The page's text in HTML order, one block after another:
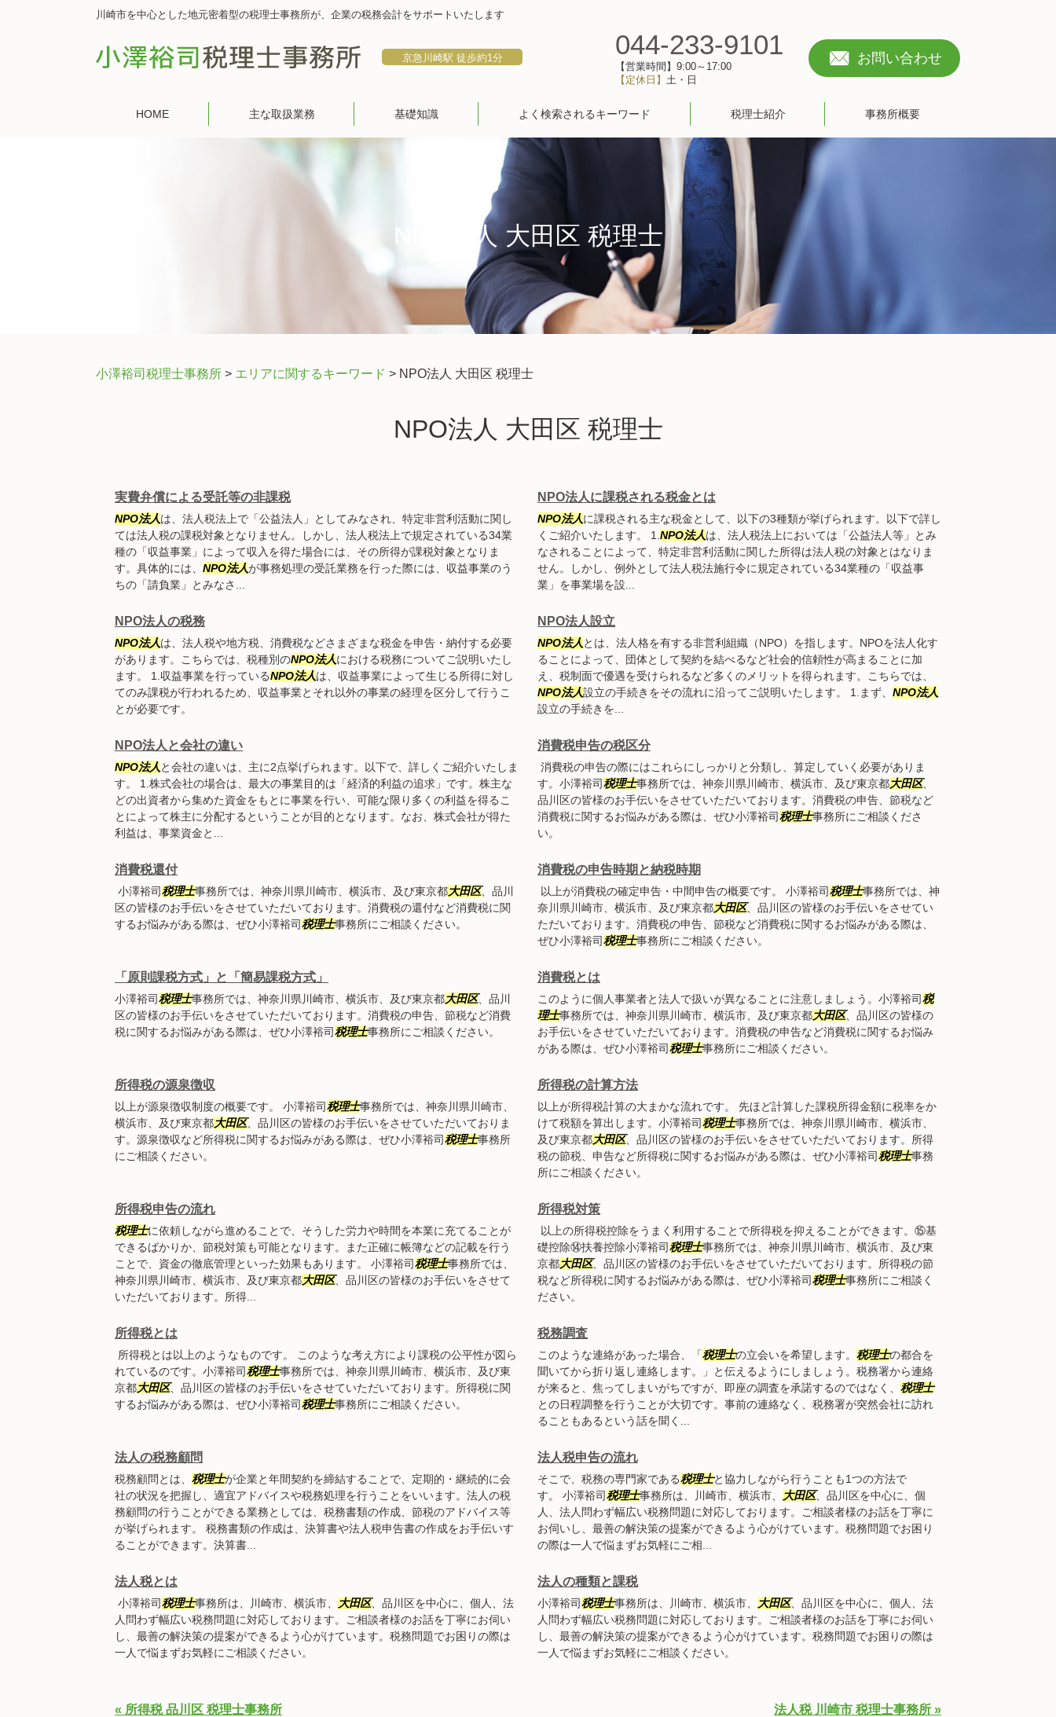
NPO法人 大田区 税理士
川崎市を中心とした地元密着型の税理士事務所が、企業の税務会計をサポートいたします
京急川崎駅 徒歩約1分 044-233-9101
【営業時間】9:00～17:00
【定休日】 土・日
お問い合わせ
HOME 主な取扱業務 基礎知識 よく検索されるキーワード 税理士紹介 事務所概要
小澤裕司税理士事務所 > エリアに関するキーワード > NPO法人 大田区 税理士
NPO法人 大田区 税理士
実費弁償による受託等の非課税
NPO法人は、法人税法上で「公益法人」としてみなされ、特定非営利活動に関し
ては法人税の課税対象となりません。しかし、法人税法上で規定されている34業
種の「収益事業」によって収入を得た場合には、その所得が課税対象となりま
す。具体的には、 NPO法人が事務処理の受託業務を行った際には、収益事業のう
ちの「請負業」とみなさ...
NPO法人に課税される税金とは
NPO法人に課税される主な税金として、以下の3種類が挙げられます。以下で詳し
くご紹介いたします。 1. NPO法人は、法人税法上においては「公益法人等」とみ
なされることによって、特定非営利活動に関した所得は法人税の対象とはなりま
せん。しかし、例外として法人税法施行令に規定されている34業種の「収益事
業」を事業場を設...
NPO法人の税務
NPO法人は、法人税や地方税、消費税などさまざまな税金を申告・納付する必要
があります。こちらでは、税種別のNPO法人における税務についてご説明いたし
ます。 1.収益事業を行っているNPO法人は、収益事業によって生じる所得に対し
てのみ課税が行われるため、収益事業とそれ以外の事業の経理を区分して行うこ
とが必要です。
NPO法人設立
NPO法人 とは、法人格を有する非営利組織（NPO）を指します。NPOを法人化す
ることによって、団体として契約を結べるなど社会的信頼性が高まることに加
え、税制面で優遇を受けられるなど多くのメリットを得られます。こちらでは、
NPO法人設立の手続きをその流れに沿ってご説明いたします。 1.まず、 NPO法人
設立の手続きを...
NPO法人と会社の違い
NPO法人 と会社の違いは、主に2点挙げられます。以下で、詳しくご紹介いたしま
す。 1.株式会社の場合は、最大の事業目的は「経済的利益の追求」です。株主な
どの出資者から集めた資金をもとに事業を行い、可能な限り多くの利益を得るこ
とによって株主に分配するということが目的となります。なお、株式会社が得た
利益は、事業資金と...
消費税申告の税区分
消費税の申告の際にはこれらにしっかりと分類し、算定していく必要がありま
す。小澤裕司税理士事務所では、神奈川県川崎市、横浜市、及び東京都大田区、
品川区の皆様のお手伝いをさせていただいております。消費税の申告、節税など
消費税に関するお悩みがある際は、ぜひ小澤裕司税理士事務所にご相談くださ
い。
消費税還付
小澤裕司税理士事務所では、神奈川県川崎市、横浜市、及び東京都大田区、品川
区の皆様のお手伝いをさせていただいております。消費税の還付など消費税に関
するお悩みがある際は、ぜひ小澤裕司税理士事務所にご相談ください。
消費税の申告時期と納税時期
以上が消費税の確定申告・中間申告の概要です。 小澤裕司税理士事務所では、神
奈川県川崎市、横浜市、及び東京都大田区、品川区の皆様のお手伝いをさせてい
ただいております。消費税の申告、節税など消費税に関するお悩みがある際は、
ぜひ小澤裕司税理士事務所にご相談ください。
「原則課税方式」と「簡易課税方式」
小澤裕司税理士事務所では、神奈川県川崎市、横浜市、及び東京都大田区、品川
区の皆様のお手伝いをさせていただいております。消費税の申告、節税など消費
税に関するお悩みがある際は、ぜひ小澤裕司税理士事務所にご相談ください。
消費税とは
このように個人事業者と法人で扱いが異なることに注意しましょう。小澤裕司税
理士事務所では、神奈川県川崎市、横浜市、及び東京都大田区、品川区の皆様の
お手伝いをさせていただいております。消費税の申告など消費税に関するお悩み
がある際は、ぜひ小澤裕司税理士事務所にご相談ください。
所得税の源泉徴収
以上が源泉徴収制度の概要です。 小澤裕司税理士事務所では、神奈川県川崎市、
横浜市、及び東京都大田区、品川区の皆様のお手伝いをさせていただいておりま
す。源泉徴収など所得税に関するお悩みがある際は、ぜひ小澤裕司税理士事務所
にご相談ください。
所得税の計算方法
以上が所得税計算の大まかな流れです。 先ほど計算した課税所得金額に税率をか
けて税額を算出します。小澤裕司税理士事務所では、神奈川県川崎市、横浜市、
及び東京都大田区、品川区の皆様のお手伝いをさせていただいております。所得
税の節税、申告など所得税に関するお悩みがある際は、ぜひ小澤裕司税理士事務
所にご相談ください。
所得税申告の流れ
税理士に依頼しながら進めることで、そうした労力や時間を本業に充てることが
できるばかりか、節税対策も可能となります。また正確に帳簿などの記載を行う
ことで、資金の徹底管理といった効果もあります。 小澤裕司税理士事務所では、
神奈川県川崎市、横浜市、及び東京都大田区、品川区の皆様のお手伝いをさせて
いただいております。所得...
所得税対策
以上の所得税控除をうまく利用することで所得税を抑えることができます。⑮基
礎控除⑭扶養控除小澤裕司税理士事務所では、神奈川県川崎市、横浜市、及び東
京都大田区、品川区の皆様のお手伝いをさせていただいております。所得税の節
税など所得税に関するお悩みがある際は、ぜひ小澤裕司税理士事務所にご相談く
ださい。
所得税とは
所得税とは以上のようなものです。 このような考え方により課税の公平性が図ら
れているのです。小澤裕司税理士事務所では、神奈川県川崎市、横浜市、及び東
京都大田区、品川区の皆様のお手伝いをさせていただいております。所得税に関
するお悩みがある際は、ぜひ小澤裕司税理士事務所にご相談ください。
税務調査
このような連絡があった場合、「税理士の立会いを希望します。 税理士の都合を
聞いてから折り返し連絡します。」と伝えるようにしましょう。税務署から連絡
が来ると、焦ってしまいがちですが、即座の調査を承諾するのではなく、 税理士
との日程調整を行うことが大切です。事前の連絡なく、税務署が突然会社に訪れ
ることもあるという話を聞く...
法人の税務顧問
税務顧問とは、 税理士が企業と年間契約を締結することで、定期的・継続的に会
社の状況を把握し、適宜アドバイスや税務処理を行うことをいいます。法人の税
務顧問の行うことができる業務としては、税務書類の作成、節税のアドバイス等
が挙げられます。 税務書類の作成は、決算書や法人税申告書の作成をお手伝いす
ることができます。決算書...
法人税申告の流れ
そこで、税務の専門家である税理士と協力しながら行うことも1つの方法で
す。 小澤裕司税理士事務所は、川崎市、横浜市、 大田区、品川区を中心に、個
人、法人問わず幅広い税務問題に対応しております。ご相談者様のお話を丁寧に
お伺いし、最善の解決策の提案ができるよう心がけています。税務問題でお困り
の際は一人で悩まずお気軽にご相...
法人税とは
小澤裕司税理士事務所は、川崎市、横浜市、 大田区、品川区を中心に、個人、法
人問わず幅広い税務問題に対応しております。ご相談者様のお話を丁寧にお伺い
し、最善の解決策の提案ができるよう心がけています。税務問題でお困りの際は
一人で悩まずお気軽にご相談ください。
法人の種類と課税
小澤裕司税理士事務所は、川崎市、横浜市、 大田区、品川区を中心に、個人、法
人問わず幅広い税務問題に対応しております。ご相談者様のお話を丁寧にお伺い
し、最善の解決策の提案ができるよう心がけています。税務問題でお困りの際は
一人で悩まずお気軽にご相談ください。
« 所得税 品川区 税理士事務所 法人税 川崎市 税理士事務所 »